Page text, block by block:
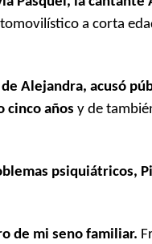
a corta
Alejandra, acusó
cinco años y de
psiquiátricos,
de mi seno familiar.